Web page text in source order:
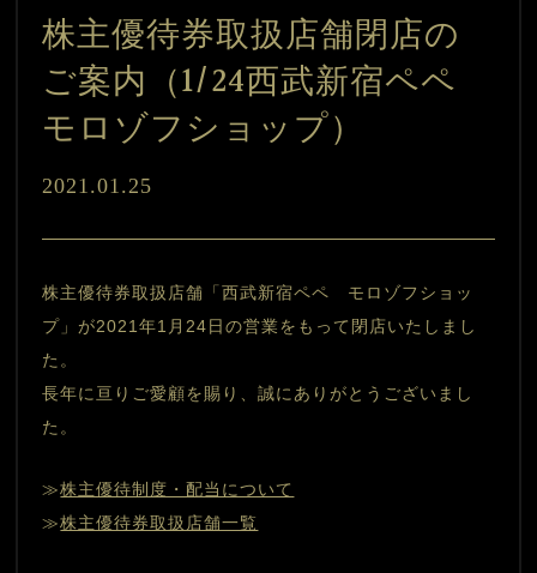
株主優待券取扱店舗閉店の
ご案内（1/24西武新宿ペペ
モロゾフショップ）
2021.01.25
株主優待券取扱店舗「西武新宿ペペ　モロゾフショッ
プ」が2021年1月24日の営業をもって閉店いたしまし
た。
長年に亘りご愛顧を賜り、誠にありがとうございまし
た。
≫株主優待制度・配当について
≫株主優待券取扱店舗一覧